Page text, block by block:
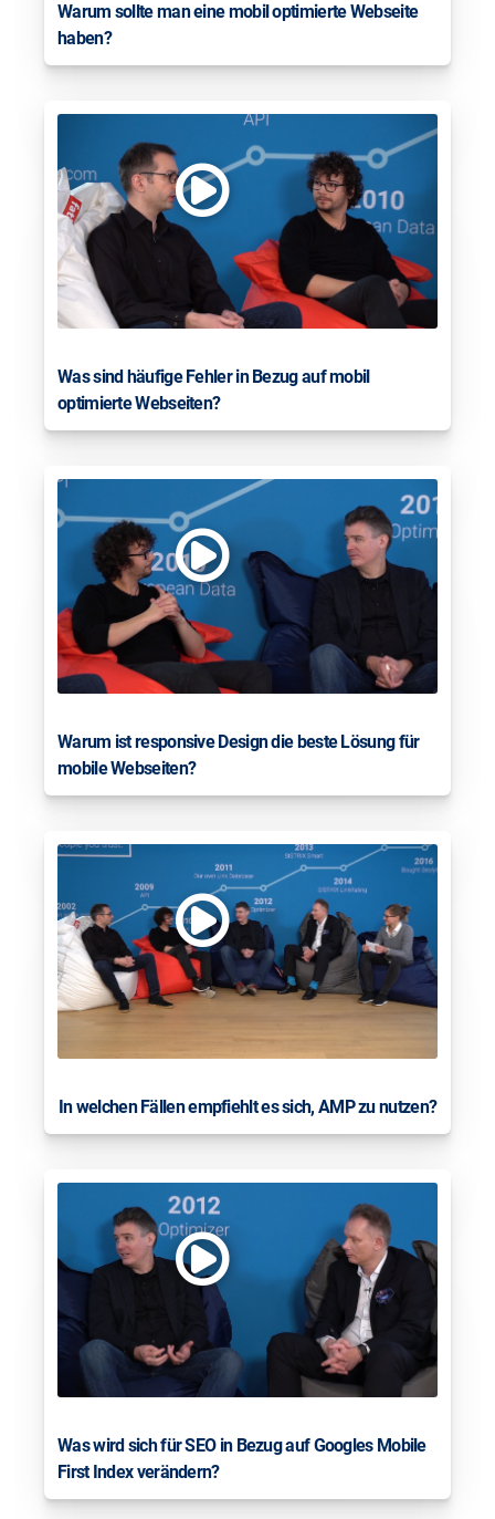
Warum sollte man eine mobil optimierte Webseite
haben?
Was sind häufige Fehler in Bezug auf mobil
optimierte Webseiten?
Warum ist responsive Design die beste Lösung für
mobile Webseiten?
In welchen Fällen empfiehlt es sich, AMP zu nutzen?
Was wird sich für SEO in Bezug auf Googles Mobile
First Index verändern?